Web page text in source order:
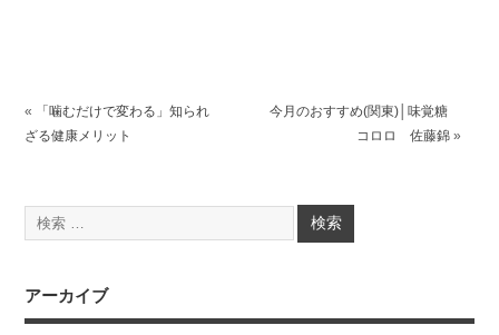
«
「噛むだけで変わる」知られ
ざる健康メリット
今月のおすすめ(関東)│味覚糖
コロロ 佐藤錦»
アーカイブ